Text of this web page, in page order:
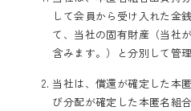
して会員から受け入れた金
て、当社の固有財産（当社
含みます。）と分別して管理
当社は、償還が確定した本
び分配が確定した本匿名組